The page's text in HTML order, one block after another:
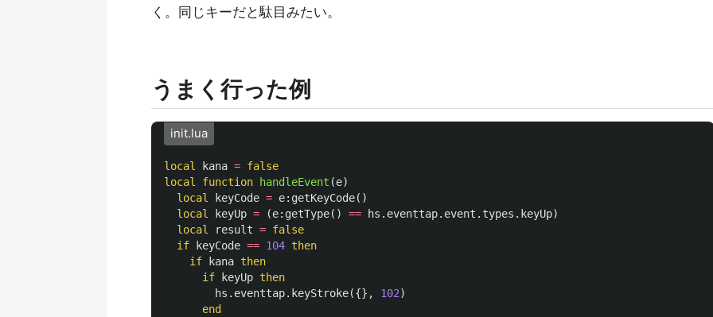
く。同じキーだと駄目みたい。
うまく行った例
init.lua
local kana = false
local
function handleEvent (e)
local
keyCode = e: getKeyCode()
local
keyUp = (e: getType() == hs . eventtap. event . types . keyUp)
local
result = false
if
keyCode == 104 then
if
kana then
if
keyUp then
hs . eventtap. keyStroke({}, 102)
end